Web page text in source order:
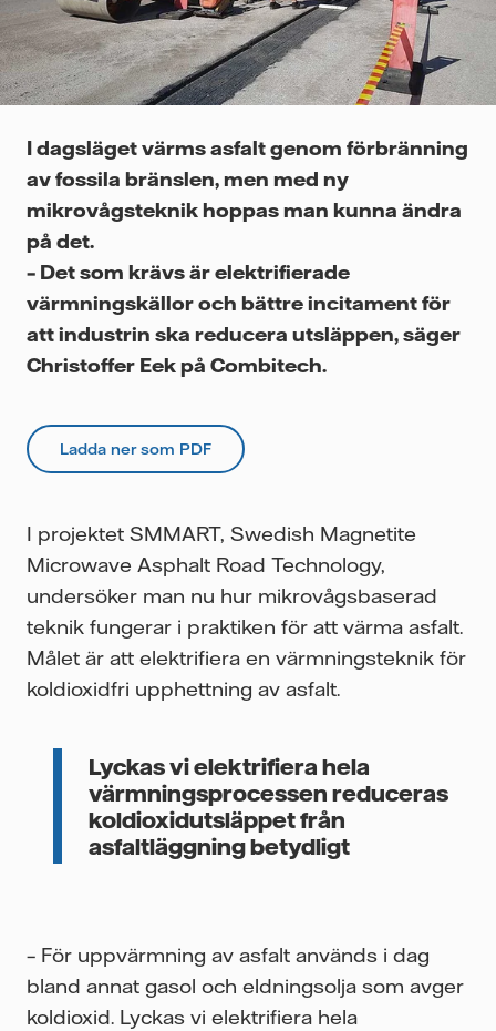
Videor
I dagsläget värms asfalt genom förbränning
av fossila bränslen, men med ny
mikrovågsteknik hoppas man kunna ändra
på det.
– Det som krävs är elektrifierade
värmningskällor och bättre incitament för
att industrin ska reducera utsläppen, säger
Christoffer Eek på Combitech.
Ladda ner som PDF
I projektet SMMART, Swedish Magnetite
Microwave Asphalt Road Technology,
undersöker man nu hur mikrovågsbaserad
teknik fungerar i praktiken för att värma asfalt.
Målet är att elektrifiera en värmningsteknik för
koldioxidfri upphettning av asfalt.
Lyckas vi elektrifiera hela
värmningsprocessen reduceras
koldioxidutsläppet från
asfaltläggning betydligt
– För uppvärmning av asfalt används i dag
bland annat gasol och eldningsolja som avger
koldioxid. Lyckas vi elektrifiera hela